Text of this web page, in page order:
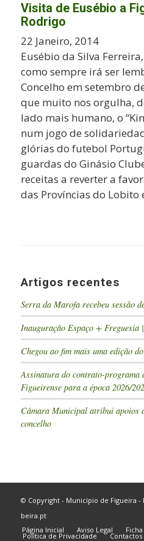
Visita de Eusébio a
Rodrigo
22 Janeiro, 2014
Eusébio da Silva
como sempre irá ser
Concelho em setembro
que muito nos orgulha,
lado mais humano, o
num jogo de
glórias do futebol
guardas do Ginásio
receitas a reverter a
das Províncias do Lobito
Artigos recentes
Serra da Marofa recebeu sessão
Inauguração Espaço + Freguesia
Chegou ao fim mais uma edição
Assinatura do contrato-programa
Figueirense para a época 2026/
Câmara Municipal atribui apoios
concelho
© Copyright - Município de Figueira -
beira.pt
Página Inicial
Aviso Legal
Política de Privacidade Contactos